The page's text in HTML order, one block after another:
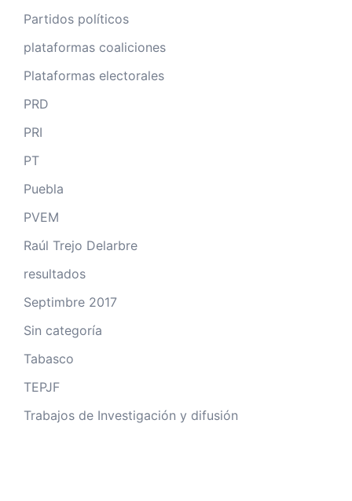
Partidos políticos
plataformas coaliciones
Plataformas electorales
PRD
PRI
PT
Puebla
PVEM
Raúl Trejo Delarbre
resultados
Septimbre 2017
Sin categoría
Tabasco
TEPJF
Trabajos de Investigación y difusión